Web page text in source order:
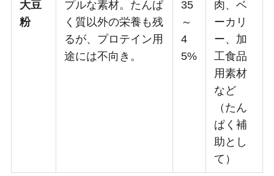
大豆
粉
プルな素材。たんぱ
く質以外の栄養も残
るが、プロテイン用
途には不向き。
35
～
4
5%
肉、ベ
ーカリ
ー、加
工食品
用素材
など
（たん
ぱく補
助とし
て）